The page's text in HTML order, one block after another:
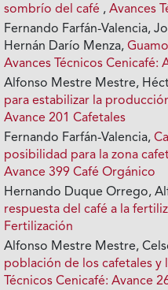
sombrío del café ,Avances
Fernando Farfán-Valencia,
Hernán Darío Menza,
Avances Técnicos Cenicafé:
Alfonso Mestre Mestre,
para estabilizar la
Avance 201 Cafetales
Fernando Farfán-Valencia,
posibilidad para la zona
Avance 399 Café Orgánico
Hernando Duque Orrego,
respuesta del café a la
Fertilización
Alfonso Mestre Mestre,
población de los cafetales
Técnicos Cenicafé: Avance